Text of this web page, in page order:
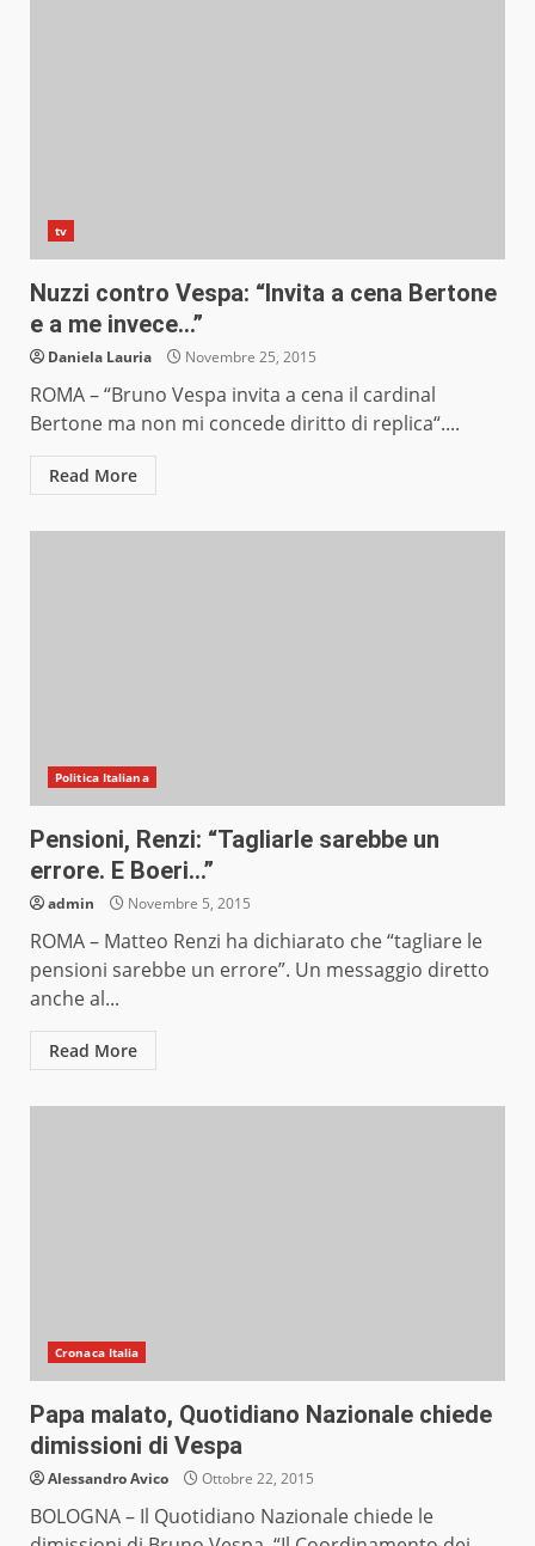
tv
Nuzzi contro Vespa: “Invita a cena Bertone
e a me invece…”
Daniela Lauria Novembre 25, 2015
ROMA – “Bruno Vespa invita a cena il cardinal
Bertone ma non mi concede diritto di replica“....
Read More
Politica Italiana
Pensioni, Renzi: “Tagliarle sarebbe un
errore. E Boeri…”
admin Novembre 5, 2015
ROMA – Matteo Renzi ha dichiarato che “tagliare le
pensioni sarebbe un errore”. Un messaggio diretto
anche al...
Read More
Cronaca Italia
Papa malato, Quotidiano Nazionale chiede
dimissioni di Vespa
Alessandro Avico Ottobre 22, 2015
BOLOGNA – Il Quotidiano Nazionale chiede le